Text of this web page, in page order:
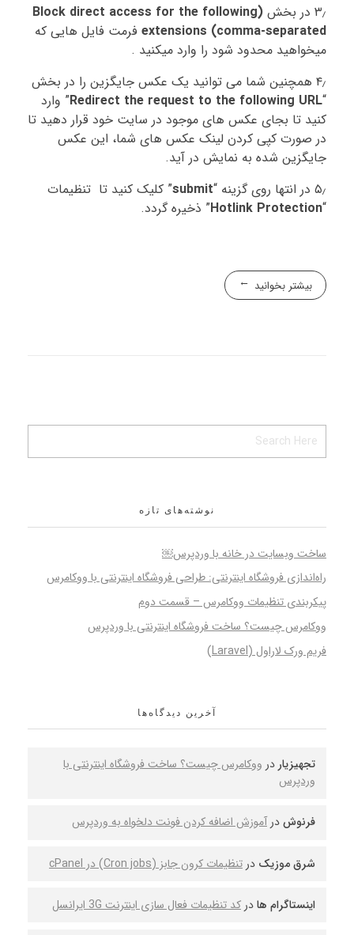
۳٫ در بخش
(Block direct access for the following
extensions (comma-separated فرمت فایل هایی که
میخواهید محدود شود را وارد میکنید .
۴٫ همچنین شما می توانید یک عکس جایگزین را در بخش
“
Redirect the request to the following URL” وارد
کنید تا بجای عکس های موجود در سایت خود قرار دهید تا
در صورت کپی کردن لینک عکس های شما، این عکس
جایگزین شده به نمایش در آید.
۵٫ در انتها روی گزینه “
submit” کلیک کنید تا تنظیمات
“
Hotlink Protection” ذخیره گردد.
بیشتر بخوانید
نوشته‌های تازه
ساخت وبسایت در خانه با وردپرس￼
راه‌اندازی فروشگاه اینترنتی: طراحی فروشگاه اینترنتی با ووکامرس
پیکربندی تنظیمات ووکامرس – قسمت دوم
ووکامرس چیست؟ ساخت فروشگاه اینترنتی با وردپرس
فریم ورک لاراول (Laravel)
آخرین دیدگاه‌ها
تجهیزیار در ووکامرس چیست؟ ساخت فروشگاه اینترنتی با
وردپرس
فرنوشدرآموزش اضافه کردن فونت دلخواه به وردپرس
شرق موزیک در تنظیمات کرون جابز (Cron jobs) در cPanel
اینستاگرام هادر کد تنظیمات فعال سازی اینترنت 3G ایرانسل